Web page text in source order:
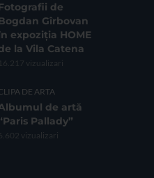
de
Gîrbovan
expoziția HOME
la Vila Catena
16.217 vizualizari
DE ARTA
de artă
Pallady”
vizualizari